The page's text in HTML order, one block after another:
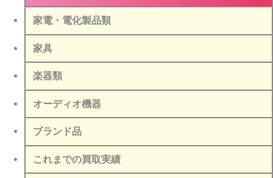
家電・電化製品類
家具
楽器類
オーディオ機器
ブランド品
これまでの買取実績